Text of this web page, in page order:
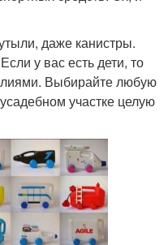
даже канистры.
у вас есть дети, то
Выбирайте любую
участке целую